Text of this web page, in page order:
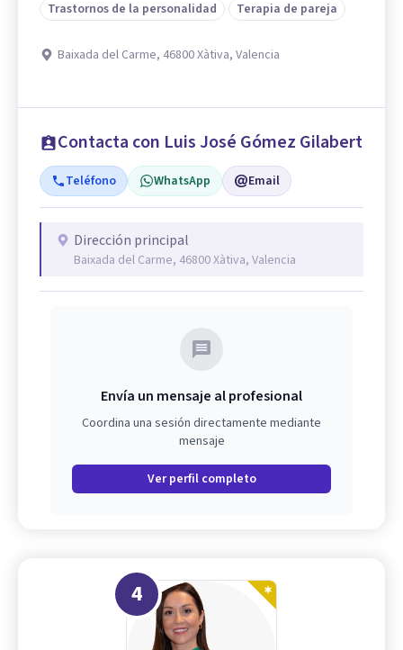
Trastornos de la personalidad
Terapia de pareja
Baixada del Carme, 46800 Xàtiva, Valencia
Contacta con Luis José Gómez Gilabert
Teléfono WhatsApp Email
Dirección principal
Baixada del Carme, 46800 Xàtiva, Valencia
Envía un mensaje al profesional
Coordina una sesión directamente mediante
mensaje
Ver perfil completo
4